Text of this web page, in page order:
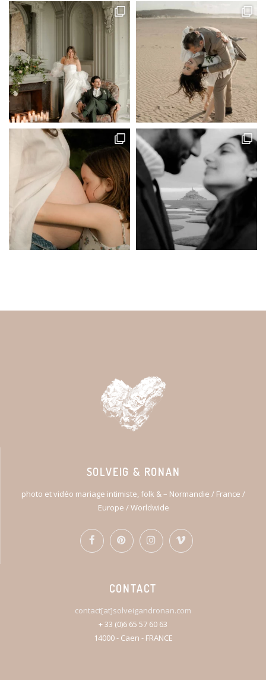
SOLVEIG & RONAN
photo et vidéo mariage intimiste, folk & – Normandie / France /
Europe / Worldwide
CONTACT
contact[at]solveigandronan.com
+ 33 (0)6 65 57 60 63
14000 - Caen - FRANCE